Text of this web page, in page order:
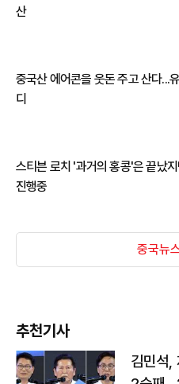
산
중국산 에어콘을 웃돈 주고 산다...
디
스티븐 로치 '과거의 홍콩'은 끝났
진행중
중국뉴
추천기사
김민석,